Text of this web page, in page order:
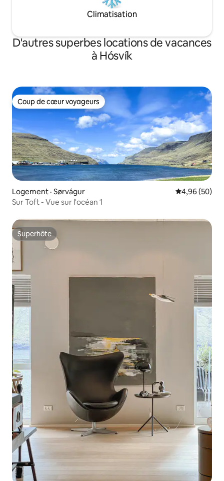
Climatisation
D'autres superbes locations de vacances
à Hósvík
Coup de cœur voyageurs
Coup de cœur voyageurs
Logement · Sørvágur Note
4,96 (50)
Sur Toft - Vue sur l'océan 1
Superhôte
Superhôte